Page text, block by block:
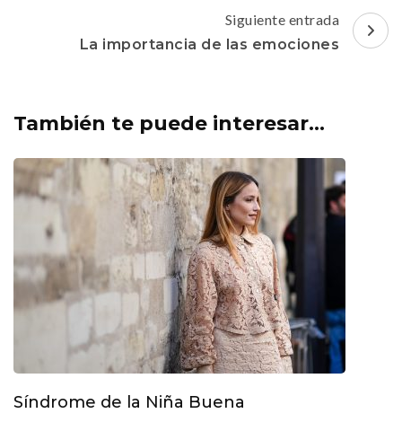
Siguiente entrada
La importancia de las emociones
También te puede interesar...
Síndrome de la Niña Buena